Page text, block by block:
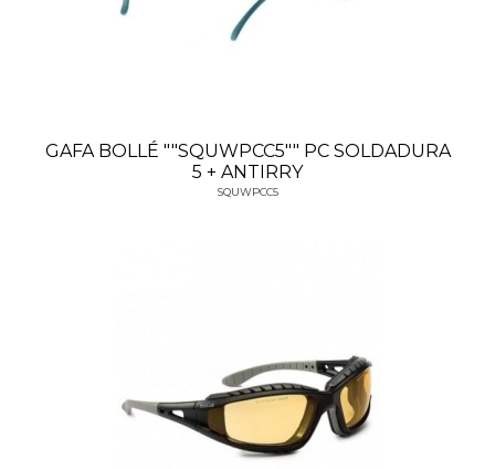
GAFA BOLLÉ ""SQUWPCC5"" PC SOLDADURA
5 + ANTIRRY
SQUWPCC5